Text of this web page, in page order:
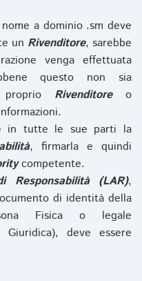
a dominio .sm deve
un Rivenditore, sarebbe
venga effettuata
questo non sia
Rivenditoreo
in tutte le sue parti la
, firmarla e quindi
competente.
Responsabilità (LAR),
di identità della
Fisica o legale
Giuridica), deve essere